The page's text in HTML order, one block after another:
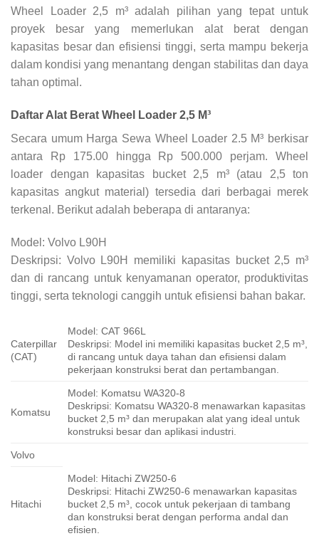
Wheel Loader 2,5 m³ adalah pilihan yang tepat untuk
proyek besar yang memerlukan alat berat dengan
kapasitas besar dan efisiensi tinggi, serta mampu bekerja
dalam kondisi yang menantang dengan stabilitas dan daya
tahan optimal.
Daftar Alat Berat Wheel Loader 2,5 M³
Secara umum Harga Sewa Wheel Loader 2.5 M³ berkisar
antara Rp 175.00 hingga Rp 500.000 perjam. Wheel
loader dengan kapasitas bucket 2,5 m³ (atau 2,5 ton
kapasitas angkut material) tersedia dari berbagai merek
terkenal. Berikut adalah beberapa di antaranya:
Model: Volvo L90H
Deskripsi: Volvo L90H memiliki kapasitas bucket 2,5 m³
dan di rancang untuk kenyamanan operator, produktivitas
tinggi, serta teknologi canggih untuk efisiensi bahan bakar.
Caterpillar
(CAT)
Model: CAT 966L
Deskripsi: Model ini memiliki kapasitas bucket 2,5 m³,
di rancang untuk daya tahan dan efisiensi dalam
pekerjaan konstruksi berat dan pertambangan.
Komatsu
Model: Komatsu WA320-8
Deskripsi: Komatsu WA320-8 menawarkan kapasitas
bucket 2,5 m³ dan merupakan alat yang ideal untuk
konstruksi besar dan aplikasi industri.
Volvo
Hitachi
Model: Hitachi ZW250-6
Deskripsi: Hitachi ZW250-6 menawarkan kapasitas
bucket 2,5 m³, cocok untuk pekerjaan di tambang
dan konstruksi berat dengan performa andal dan
efisien.